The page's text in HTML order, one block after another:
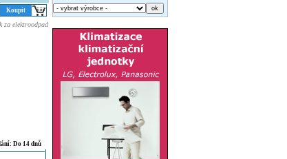
za elektroodpad
Do 14 dnů